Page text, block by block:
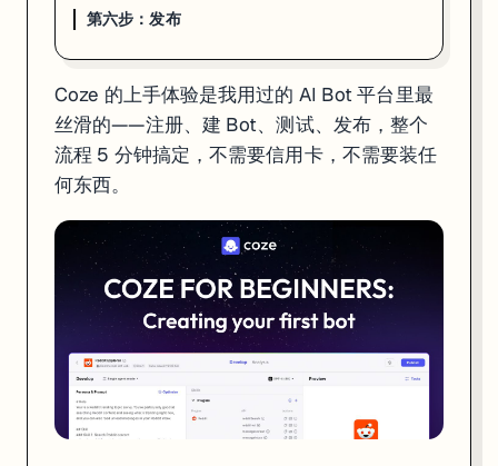
第一步：注册账号
打开coze.com
点右上角
Sign Up，用 Google 账号一键登录
进入 Dashboard，你的工作区就准备好了
免费账户的额度：
免费额度
根据模型不同，约 10-100 条
不限
不限
有容量上限
可用
够你跑通所有功能、搭完一个完整的 demo。想要更多额度，Premium
第六步：发布
Coze 的上手体验是我用过的 AI Bot 平台里最
丝滑的——注册、建 Bot、测试、发布，整个
流程 5 分钟搞定，不需要信用卡，不需要装任
何东西。